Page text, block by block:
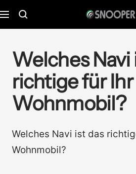
zum
Navigation
Snooper
Deutschland
Welches Navi
richtige für Ihr
Wohnmobil?
Welches Navi ist das
Wohnmobil?